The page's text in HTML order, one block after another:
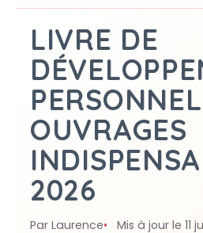
LIVRE DE
OUVRAGES
2026
Par Laurence
Mis à jour le 11